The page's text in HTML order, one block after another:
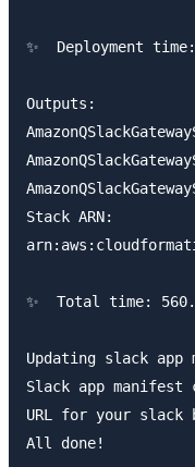
✨  Deployment
Outputs:
Stack ARN:
✨  Total time:
Updating slack
Slack app
URL for your slack